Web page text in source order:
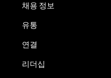
채용 정보
유통
연결
리더십